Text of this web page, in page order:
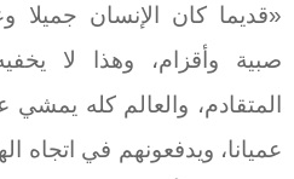
«قديما كان الإنسان جميلا
صبية وأقزام، وهذا لا
المتقادم، والعالم كله
عميانا، ويدفعونهم في اتجاه